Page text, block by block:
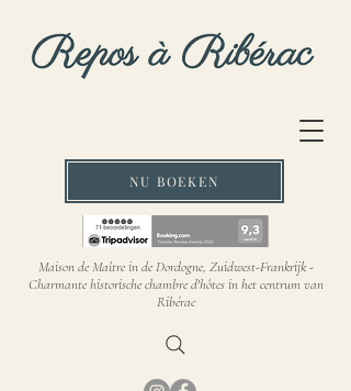
NU BOEKEN
Maison de Maître in de Dordogne, Zuidwest-Frankrijk -
Charmante historische chambre d'hôtes in het centrum van
Ribérac